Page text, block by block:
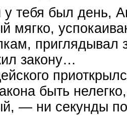
тебя был день,
мягко,
приглядывал
закону…
быть
— ни секунды